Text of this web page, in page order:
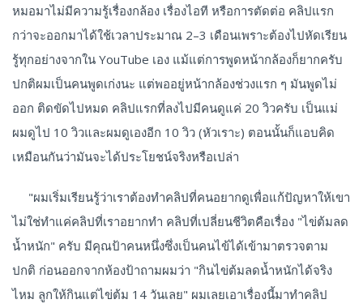
หมอมาไม่มีความรู้เรื่องกล้อง เรื่องไอที หรือการตัดต่อ คลิปแรก
กว่าจะออกมาได้ใช้เวลาประมาณ 2–3 เดือนเพราะต้องไปหัดเรียน
รู้ทุกอย่างจากใน YouTube เอง แม้แต่การพูดหน้ากล้องก็ยากครับ
ปกติผมเป็นคนพูดเก่งนะ แต่พออยู่หน้ากล้องช่วงแรก ๆ มันพูดไม่
ออก ติดขัดไปหมด คลิปแรกที่ลงไปมีคนดูแค่ 20 วิวครับ เป็นแม่
ผมดูไป 10 วิวและผมดูเองอีก 10 วิว (หัวเราะ) ตอนนั้นก็แอบคิด
เหมือนกันว่ามันจะได้ประโยชน์จริงหรือเปล่า
"ผมเริ่มเรียนรู้ว่าเราต้องทำคลิปที่คนอยากดูเพื่อแก้ปัญหาให้เขา
ไม่ใช่ทำแค่คลิปที่เราอยากทำ คลิปที่เปลี่ยนชีวิตคือเรื่อง "ไข่ต้มลด
น้ำหนัก" ครับ มีคุณป้าคนหนึ่งซึ่งเป็นคนไข้ได้เข้ามาตรวจตาม
ปกติ ก่อนออกจากห้องป้าถามผมว่า "กินไข่ต้มลดน้ำหนักได้จริง
ไหม ลูกให้กินแต่ไข่ต้ม 14 วันเลย" ผมเลยเอาเรื่องนี้มาทำคลิป